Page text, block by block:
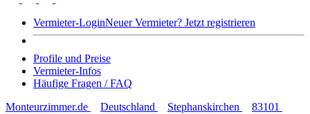
Vermieter-LoginNeuer Vermieter? Jetzt registrieren
Profile und Preise
Vermieter-Infos
Häufige Fragen / FAQ
Monteurzimmer.de
Deutschland Stephanskirchen
83101